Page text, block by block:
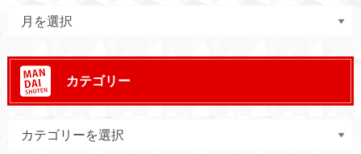
カテゴリー